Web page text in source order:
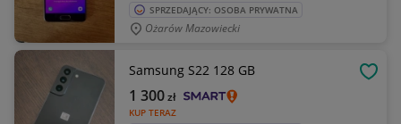
SPRZEDAJĄCY: OSOBA PRYWATNA
Ożarów Mazowiecki
Samsung S22 128 GB
KUP TERAZ
1 300zł